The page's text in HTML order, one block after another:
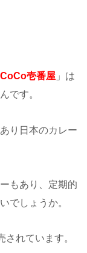
壱番屋 」は
です。
り日本のカレー
もあり、定期的
でしょうか。
れています。